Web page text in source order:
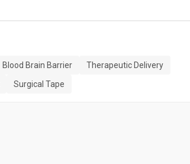
Blood Brain Barrier
Therapeutic Delivery
Surgical Tape